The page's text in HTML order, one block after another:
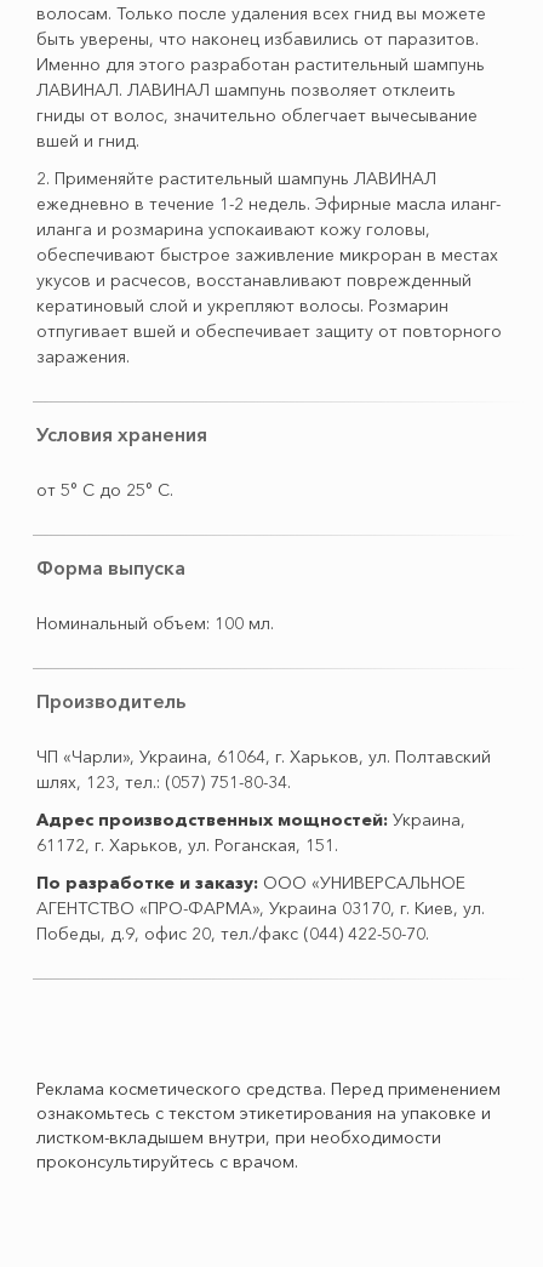
волосам. Только после удаления всех гнид вы можете
быть уверены, что наконец избавились от паразитов.
Именно для этого разработан растительный шампунь
ЛАВИНАЛ. ЛАВИНАЛ шампунь позволяет отклеить
гниды от волос, значительно облегчает вычесывание
вшей и гнид.
2. Применяйте растительный шампунь ЛАВИНАЛ
ежедневно в течение 1-2 недель. Эфирные масла иланг-
иланга и розмарина успокаивают кожу головы,
обеспечивают быстрое заживление микроран в местах
укусов и расчесов, восстанавливают поврежденный
кератиновый слой и укрепляют волосы. Розмарин
отпугивает вшей и обеспечивает защиту от повторного
заражения.
Условия хранения
от 5° С до 25° С.
Форма выпуска
Номинальный объем: 100 мл.
Производитель
ЧП «Чарли», Украина, 61064, г. Харьков, ул. Полтавский
шлях, 123, тел.: (057) 751-80-34.
Адрес производственных мощностей: Украина,
61172, г. Харьков, ул. Роганская, 151.
По разработке и заказу: ООО «УНИВЕРСАЛЬНОЕ
АГЕНТСТВО «ПРО-ФАРМА», Украина 03170, г. Киев, ул.
Победы, д.9, офис 20, тел./факс (044) 422-50-70.
Реклама косметического средства. Перед применением
ознакомьтесь с текстом этикетирования на упаковке и
листком-вкладышем внутри, при необходимости
проконсультируйтесь с врачом.